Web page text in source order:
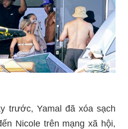
trước, Yamal đã xóa sạch
Nicole trên mạng xã hội,